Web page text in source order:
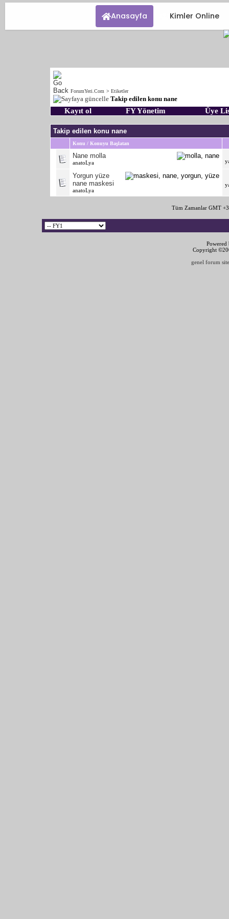
Anasayfa Kimler Online
ForumYeri.Com > Etiketler
Takip edilen konu nane
Kayıt ol FY Yönetim Üye
Takip edilen konu nane
Konu / Konuyu Başlatan
Nane molla
anatoLya
Yorgun yüze
nane maskesi
anatoLya
Tüm Zamanlar GMT
Copyright
genel forum